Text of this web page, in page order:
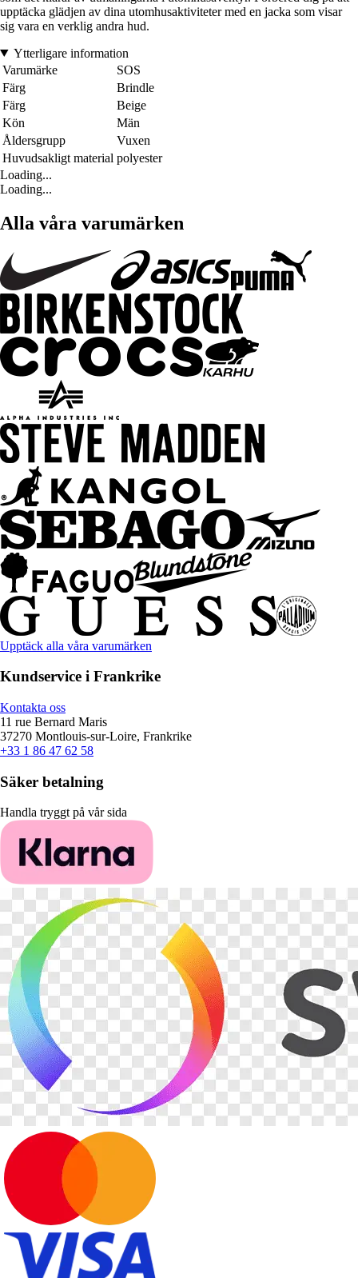
upptäcka glädjen av dina utomhusaktiviteter med en jacka som visar
sig vara en verklig andra hud.
Ytterligare information
Varumärke
SOS
Färg
Brindle
Färg
Beige
Kön
Män
Åldersgrupp
Vuxen
Huvudsakligt material polyester
Loading...
Loading...
Alla våra varumärken
Upptäck alla våra varumärken
Kundservice i Frankrike
Kontakta oss
11 rue Bernard Maris
37270 Montlouis-sur-Loire, Frankrike
+33 1 86 47 62 58
Säker betalning
Handla tryggt på vår sida